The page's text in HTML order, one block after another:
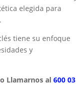
elegida para
tiene su enfoque
y
o Llamarnos al 600 03